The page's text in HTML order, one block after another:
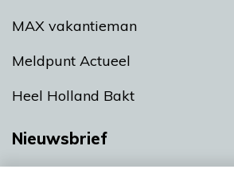
MAX vakantieman
Meldpunt Actueel
Heel Holland Bakt
Nieuwsbrief